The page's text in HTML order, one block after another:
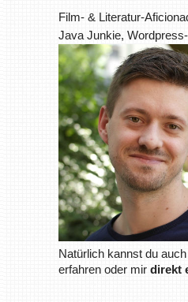
Film- & Literatur-
Java Junkie,
Natürlich kannst du
erfahren oder mir direkt